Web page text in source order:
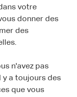
votre
donner des
des
n'avez pas
y a toujours des
que vous